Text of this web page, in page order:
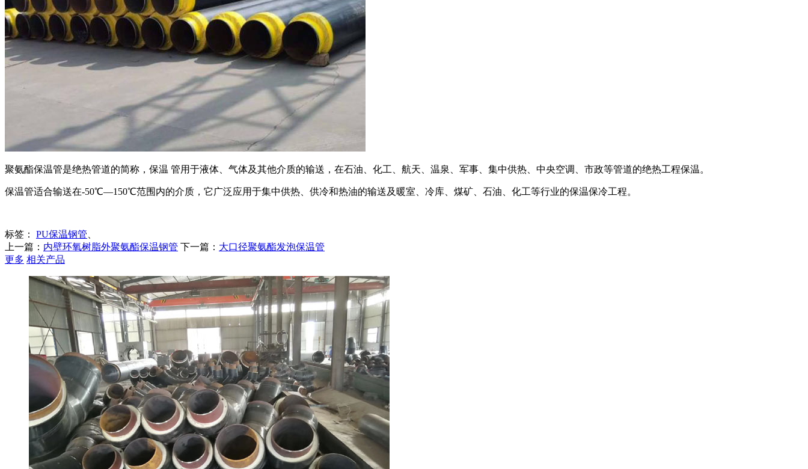
聚氨酯保温管是绝热管道的简称，保温 管用于液体、气体及其他介质的输送，在石油、化工、航天、温泉、军事、集中供热、中央空调、市政等管道的绝热工程保温。
保温管适合输送在-50℃—150℃范围内的介质，它广泛应用于集中供热、供冷和热油的输送及暖室、冷库、煤矿、石油、化工等行业的保温保冷工程。
标签： PU保温钢管
上一篇： 内壁环氧树脂外聚氨酯保温钢管 下一篇： 大口径聚氨酯发泡保温管
更多 相关产品